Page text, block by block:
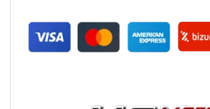
A1|S1
HOMOLOGADO